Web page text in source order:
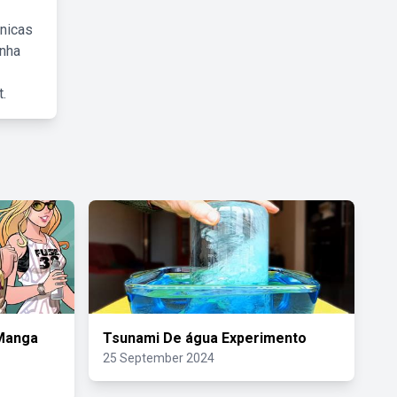
Tsunami De água Experimento
25 September 2024